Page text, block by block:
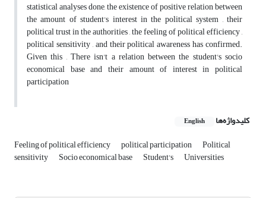
statistical analyses done, the existence of positive relation between
the amount of student's interest in the political system , their
political trust in the authorities , the feeling of political efficiency ,
political sensitivity , and their political awareness has confirmed.
Given this , There isn't a relation between the student's socio
economical base and their amount of interest in political
participation
کلیدواژه‌ها English
Feeling of political efficiency political participation Political
sensitivity Socio economical base Student's Universities